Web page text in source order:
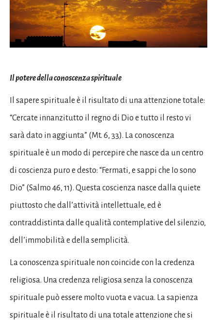
Il potere della conoscenza spirituale
Il sapere spirituale è il risultato di una attenzione totale:
“Cercate innanzitutto il regno di Dio e tutto il resto vi
sarà dato in aggiunta” (Mt. 6, 33). La conoscenza
spirituale è un modo di percepire che nasce da un centro
di coscienza puro e desto: “Fermati, e sappi che Io sono
Dio” (Salmo 46, 11). Questa coscienza nasce dalla quiete
piuttosto che dall’attività intellettuale, ed è
contraddistinta dalle qualità contemplative del silenzio,
dell’immobilità e della semplicità.
La conoscenza spirituale non coincide con la credenza
religiosa. Una credenza religiosa senza la conoscenza
spirituale può essere molto vuota e vacua. La sapienza
spirituale è il risultato di una totale attenzione che si